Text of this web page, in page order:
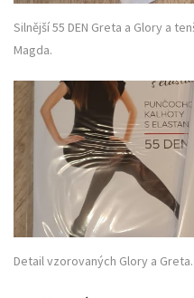
Silnější 55 DEN Greta a Glory a
Magda.
Detail vzorovaných Glory a Greta.